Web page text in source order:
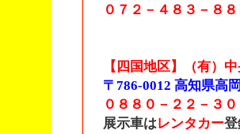
０７２－４８３－８
【四国地区】（有）
〒786-0012 高知県高
０８８０－２２－３
展示車はレンタカー登